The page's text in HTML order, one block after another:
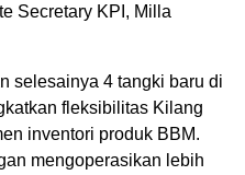
Secretary KPI, Milla
selesainya 4 tangki baru di
fleksibilitas Kilang
inventori produk BBM.
mengoperasikan lebih